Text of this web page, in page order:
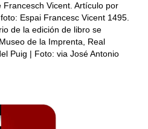
Vicent. Artículo por
Espai Francesc Vicent 1495.
de la edición de libro se
de la Imprenta, Real
Puig | Foto: via José Antonio